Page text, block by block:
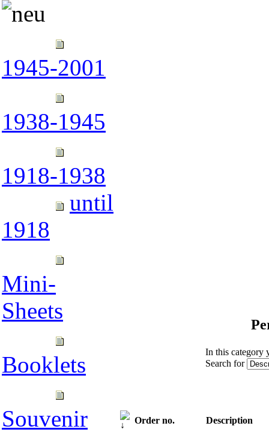
1945-2001
1938-1945
1918-1938
until
1918
Mini-
Sheets
Booklets
Souvenir
In this category
Search for
Order no. Description